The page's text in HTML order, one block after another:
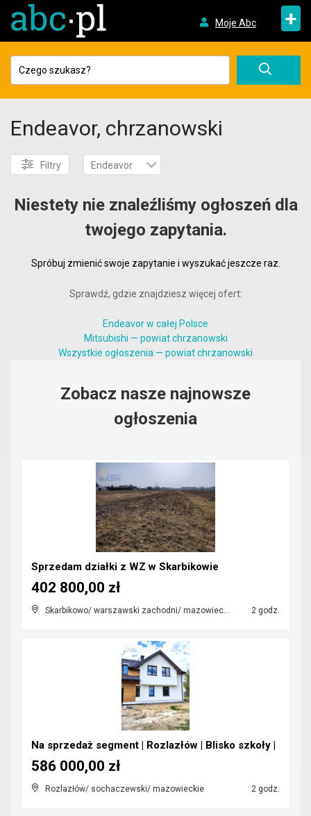
Moje Abc +
Endeavor, chrzanowski
Filtry Endeavor
Niestety nie znaleźliśmy ogłoszeń dla
twojego zapytania.
Spróbuj zmienić swoje zapytanie i wyszukać jeszcze raz.
Sprawdź, gdzie znajdziesz więcej ofert:
Endeavor w całej Polsce
Mitsubishi — powiat chrzanowski
Wszystkie ogłoszenia — powiat chrzanowski
Zobacz nasze najnowsze
ogłoszenia
Sprzedam działki z WZ w Skarbikowie
Skarbikowo/ warszawski zachodni/ mazowieckie 2 godz.
402 800,00 zł
Na sprzedaż segment | Rozlazłów | Blisko szkoły |
Rozlazłów/ sochaczewski/ mazowieckie 2 godz.
586 000,00 zł